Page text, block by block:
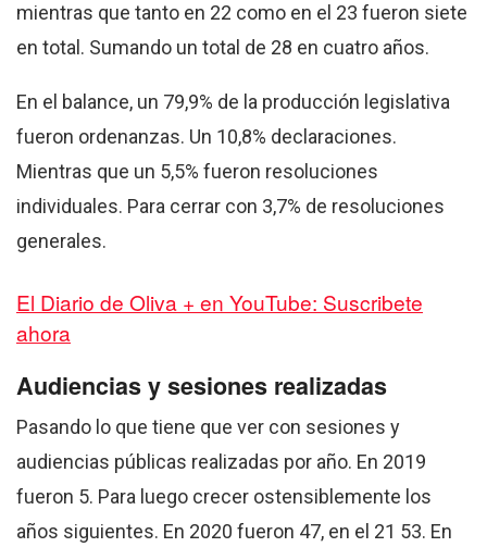
mientras que tanto en 22 como en el 23 fueron siete
en total. Sumando un total de 28 en cuatro años.
En el balance, un 79,9% de la producción legislativa
fueron ordenanzas. Un 10,8% declaraciones.
Mientras que un 5,5% fueron resoluciones
individuales. Para cerrar con 3,7% de resoluciones
generales.
El Diario de Oliva + en YouTube: Suscribete
ahora
Audiencias y sesiones realizadas
Pasando lo que tiene que ver con sesiones y
audiencias públicas realizadas por año. En 2019
fueron 5. Para luego crecer ostensiblemente los
años siguientes. En 2020 fueron 47, en el 21 53. En